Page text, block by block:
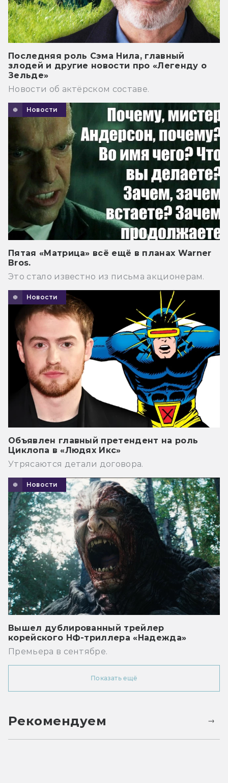
Последняя роль Сэма Нила, главный
злодей и другие новости про «Легенду о
Зельде»
Новости об актёрском составе.
Новости
Пятая «Матрица» всё ещё в планах Warner
Bros.
Это стало известно из письма акционерам.
Новости
Объявлен главный претендент на роль
Циклопа в «Людях Икс»
Утрясаются детали договора.
Новости
Вышел дублированный трейлер
корейского НФ-триллера «Надежда»
Премьера в сентябре.
Показать ещё
Рекомендуем